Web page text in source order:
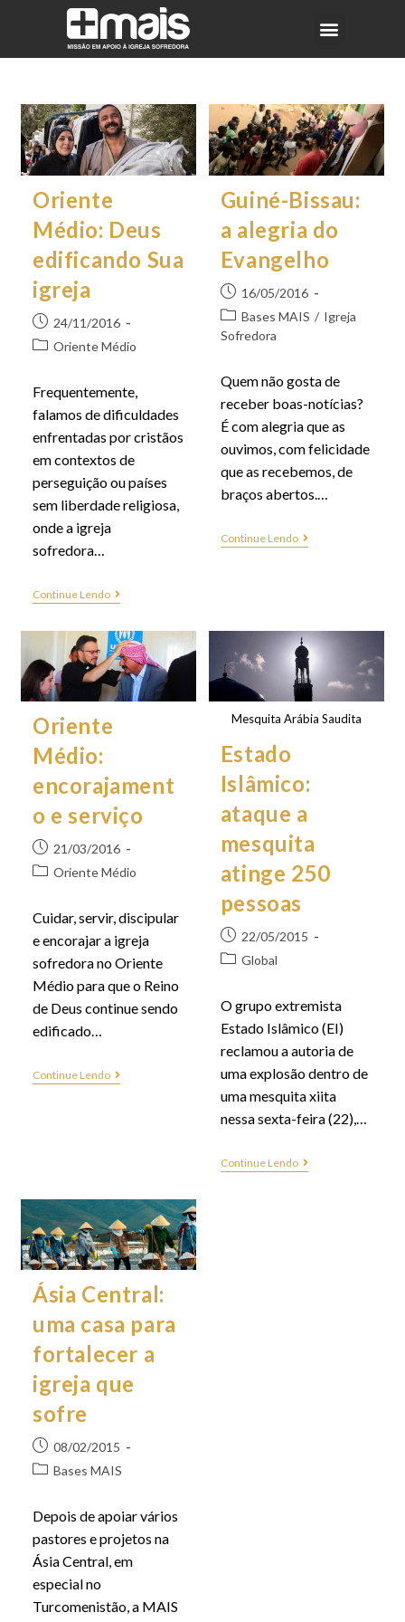
Oriente
Médio: Deus
edificando Sua
igreja
24/11/2016
Oriente Médio
Frequentemente,
falamos de dificuldades
enfrentadas por cristãos
em contextos de
perseguição ou países
sem liberdade religiosa,
onde a igreja
sofredora…
Continue Lendo
Guiné-Bissau:
a alegria do
Evangelho
16/05/2016
Bases MAIS / Igreja
Sofredora
Quem não gosta de
receber boas-notícias?
É com alegria que as
ouvimos, com felicidade
que as recebemos, de
braços abertos.…
Continue Lendo
Oriente
Médio:
encorajament
o e serviço
21/03/2016
Oriente Médio
Cuidar, servir, discipular
e encorajar a igreja
sofredora no Oriente
Médio para que o Reino
de Deus continue sendo
edificado…
Continue Lendo
Mesquita Arábia Saudita
Estado
Islâmico:
ataque a
mesquita
atinge 250
pessoas
22/05/2015
Global
O grupo extremista
Estado Islâmico (EI)
reclamou a autoria de
uma explosão dentro de
uma mesquita xiita
nessa sexta-feira (22),…
Continue Lendo
Ásia Central:
uma casa para
fortalecer a
igreja que
sofre
08/02/2015
Bases MAIS
Depois de apoiar vários
pastores e projetos na
Ásia Central, em
especial no
Turcomenistão, a MAIS